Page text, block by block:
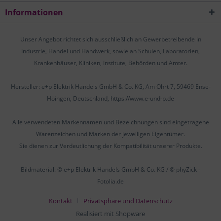
Informationen
Unser Angebot richtet sich ausschließlich an Gewerbetreibende in
Industrie, Handel und Handwerk, sowie an Schulen, Laboratorien,
Krankenhäuser, Kliniken, Institute, Behörden und Ämter.
Hersteller: e+p Elektrik Handels GmbH & Co. KG, Am Ohrt 7, 59469 Ense-
Höingen, Deutschland, https://www.e-und-p.de
Alle verwendeten Markennamen und Bezeichnungen sind eingetragene
Warenzeichen und Marken der jeweiligen Eigentümer.
Sie dienen zur Verdeutlichung der Kompatibilität unserer Produkte.
Bildmaterial: © e+p Elektrik Handels GmbH & Co. KG / © phyZick -
Fotolia.de
Kontakt
Privatsphäre und Datenschutz
Realisiert mit Shopware